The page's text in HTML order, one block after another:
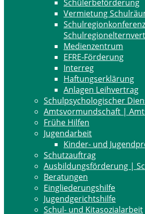
Schülerbeförderung
Vermietung
Medienzentrum
EFRE-Förderung
Interreg
Haftungserklärung
Anlagen Leihvertrag
Schulpsychologischer
Amtsvormundschaft |
Frühe Hilfen
Jugendarbeit
Kinder- und
Schutzauftrag
Ausbildungsförderung |
Beratungen
Eingliederungshilfe
Jugendgerichtshilfe
Schul- und Kitasozialarbeit